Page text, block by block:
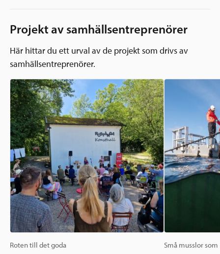
Projekt av samhällsentreprenörer
Här hittar du ett urval av de projekt som drivs av
samhällsentreprenörer.
Roten till det goda Små musslor